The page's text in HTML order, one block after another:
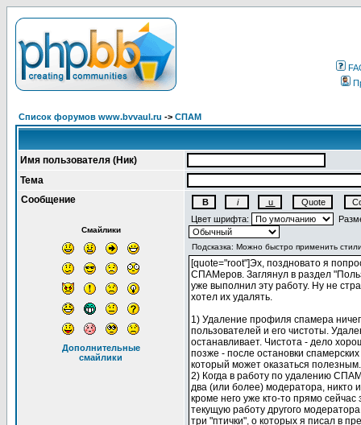
Список форумов www.bvvaul.ru -> СПАМ
Имя пользователя (Ник)
Тема
Сообщение
Смайлики
Дополнительные
смайлики
Цвет шрифта: